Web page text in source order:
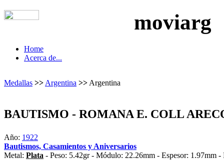
moviarg
Home
Acerca de...
Medallas >> Argentina >> Argentina
BAUTISMO - ROMANA E. COLL
Año: 1922
Bautismos, Casamientos y Aniversarios
Metal: Plata - Peso: 5.42gr - Módulo: 22.26mm - Espesor: 1.97mm -